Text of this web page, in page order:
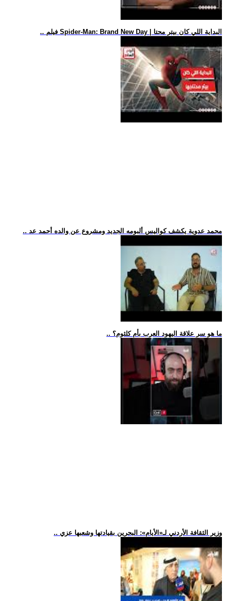
.. فيلم Spider-Man: Brand New Day | البداية اللي كان بيتر محتا
.. محمد عدوية يكشف كواليس ألبومه الجديد ومشروع عن والده أحمد عد
.. ما هو سر علاقة اليهود العرب بأم كلثوم؟
.. وزير الثقافة الأردني لـ«الأيام»: البحرين بقيادتها وشعبها عزي